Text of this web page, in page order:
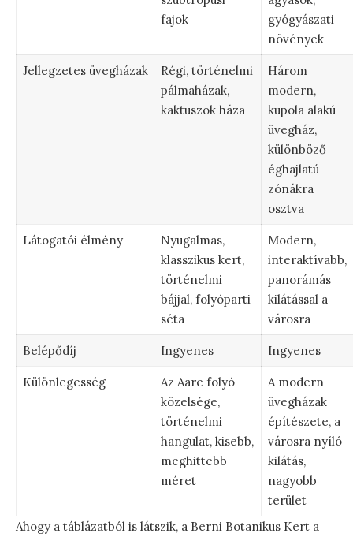
fajok
gyógyászati
növények
Jellegzetes üvegházak
Régi, történelmi
pálmaházak,
kaktuszok háza
Három
modern,
kupola alakú
üvegház,
különböző
éghajlatú
zónákra
osztva
Látogatói élmény
Nyugalmas,
klasszikus kert,
történelmi
bájjal, folyóparti
séta
Modern,
interaktívabb,
panorámás
kilátással a
városra
Belépődíj Ingyenes Ingyenes
Különlegesség
Az Aare folyó
közelsége,
történelmi
hangulat, kisebb,
meghittebb
méret
A modern
üvegházak
építészete, a
városra nyíló
kilátás,
nagyobb
terület
Ahogy a táblázatból is látszik, a Berni Botanikus Kert a